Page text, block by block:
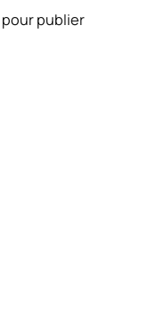
pour publier